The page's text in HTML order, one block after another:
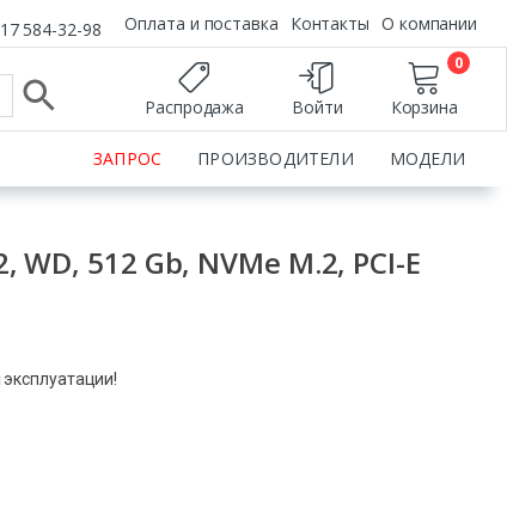
584-32-98 Оплата и поставка Контакты О компании
Распродажа Войти Корзина
0
ЗАПРОС ПРОИЗВОДИТЕЛИ МОДЕЛИ
WD, 512 Gb, NVMe M.2, PCI-E